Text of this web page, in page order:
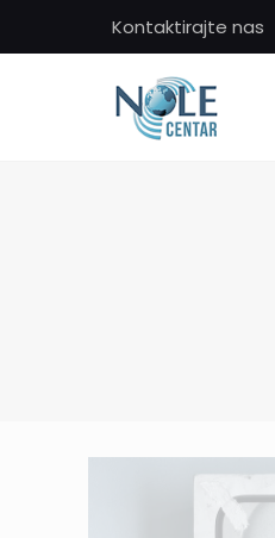
Kontaktirajte nas